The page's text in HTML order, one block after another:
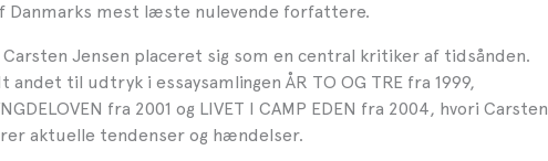
Danmarks mest læste nulevende forfattere.
Carsten Jensen placeret sig som en central kritiker af tidsånden.
til udtryk i essaysamlingen ÅR TO OG TRE fra 1999,
fra 2001 og LIVET I CAMP EDEN fra 2004, hvori Carsten
aktuelle tendenser og hændelser.